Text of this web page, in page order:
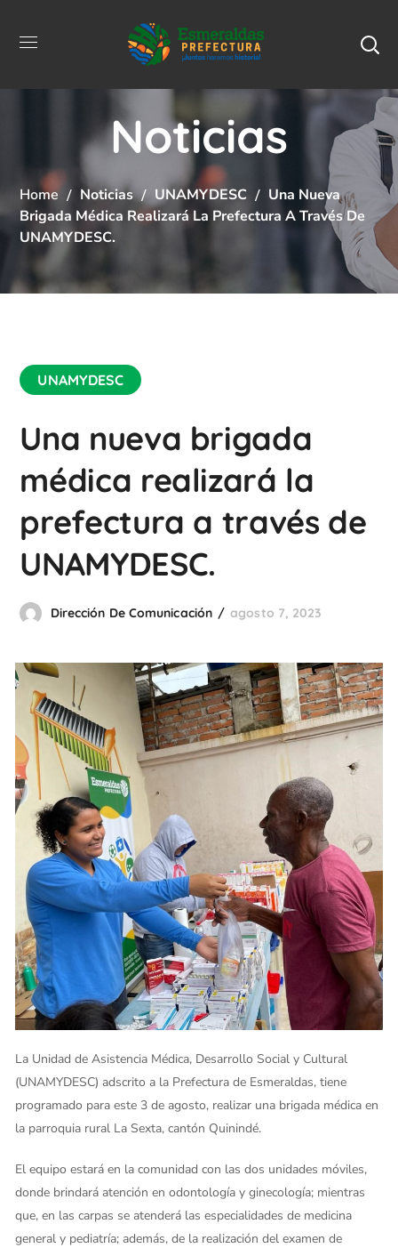
Noticias
Home Noticias UNAMYDESC
Una Nueva
Brigada Médica Realizará La Prefectura A Través De
UNAMYDESC.
UNAMYDESC
Una nueva brigada
médica realizará la
prefectura a través de
UNAMYDESC.
Dirección De Comunicación agosto 7, 2023
La Unidad de Asistencia Médica, Desarrollo Social y Cultural
(UNAMYDESC) adscrito a la Prefectura de Esmeraldas, tiene
programado para este 3 de agosto, realizar una brigada médica en
la parroquia rural La Sexta, cantón Quinindé.
El equipo estará en la comunidad con las dos unidades móviles,
donde brindará atención en odontología y ginecología; mientras
que, en las carpas se atenderá las especialidades de medicina
general y pediatría; además, de la realización del examen de